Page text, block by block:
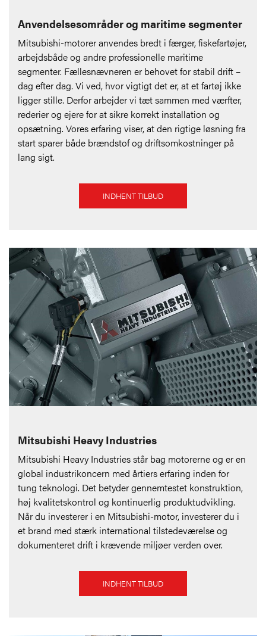
Anvendelsesområder og maritime segmenter
Mitsubishi-motorer anvendes bredt i færger, fiskefartøjer,
arbejdsbåde og andre professionelle maritime
segmenter. Fællesnævneren er behovet for stabil drift –
dag efter dag. Vi ved, hvor vigtigt det er, at et fartøj ikke
ligger stille. Derfor arbejder vi tæt sammen med værfter,
rederier og ejere for at sikre korrekt installation og
opsætning. Vores erfaring viser, at den rigtige løsning fra
start sparer både brændstof og driftsomkostninger på
lang sigt.
INDHENT TILBUD
Mitsubishi Heavy Industries
Mitsubishi Heavy Industries står bag motorerne og er en
global industrikoncern med årtiers erfaring inden for
tung teknologi. Det betyder gennemtestet konstruktion,
høj kvalitetskontrol og kontinuerlig produktudvikling.
Når du investerer i en Mitsubishi-motor, investerer du i
et brand med stærk international tilstedeværelse og
dokumenteret drift i krævende miljøer verden over.
INDHENT TILBUD